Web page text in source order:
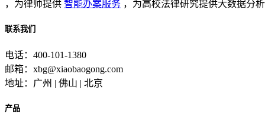
，为律师提供 智能办案服务 ，为高校法律研究提供大数据分
联系我们
电话：400-101-1380
邮箱：xbg@xiaobaogong.com
地址：广州 | 佛山 | 北京
产品